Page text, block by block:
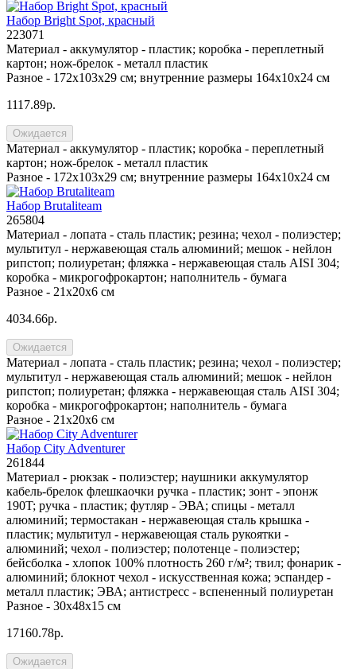
Набор Bright Spot, красный
223071
Материал - аккумулятор - пластик; коробка - переплетный
картон; нож-брелок - металл пластик
Разное - 172х103х29 см; внутренние размеры 164x10x24 см
1117.89р.
Ожидается
Материал - аккумулятор - пластик; коробка - переплетный
картон; нож-брелок - металл пластик
Разное - 172х103х29 см; внутренние размеры 164x10x24 см
Набор Brutaliteam
265804
Материал - лопата - сталь пластик; резина; чехол - полиэстер;
мультитул - нержавеющая сталь алюминий; мешок - нейлон
рипстоп; полиуретан; фляжка - нержавеющая сталь AISI 304;
коробка - микрогофрокартон; наполнитель - бумага
Разное - 21х20х6 см
4034.66р.
Ожидается
Материал - лопата - сталь пластик; резина; чехол - полиэстер;
мультитул - нержавеющая сталь алюминий; мешок - нейлон
рипстоп; полиуретан; фляжка - нержавеющая сталь AISI 304;
коробка - микрогофрокартон; наполнитель - бумага
Разное - 21х20х6 см
Набор City Adventurer
261844
Материал - рюкзак - полиэстер; наушники аккумулятор
кабель-брелок флешкаочки ручка - пластик; зонт - эпонж
190T; ручка - пластик; футляр - ЭВА; спицы - металл
алюминий; термостакан - нержавеющая сталь крышка -
пластик; мультитул - нержавеющая сталь рукоятки -
алюминий; чехол - полиэстер; полотенце - полиэстер;
бейсболка - хлопок 100% плотность 260 г/м²; твил; фонарик -
алюминий; блокнот чехол - искусственная кожа; эспандер -
металл пластик; ЭВА; антистресс - вспененный полиуретан
Разное - 30x48x15 см
17160.78р.
Ожидается